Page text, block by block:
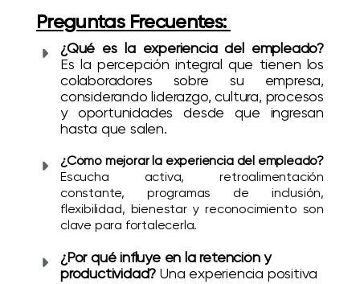
Preguntas Frecuentes:
¿Qué es la experiencia del empleado?
Es la percepción integral que tienen los
colaboradores sobre su empresa,
considerando liderazgo, cultura, procesos
y oportunidades desde que ingresan
hasta que salen.
¿Cómo mejorar la experiencia del empleado?
Escucha activa, retroalimentación
constante, programas de inclusión,
flexibilidad, bienestar y reconocimiento son
clave para fortalecerla.
¿Por qué influye en la retención y
productividad? Una experiencia positiva